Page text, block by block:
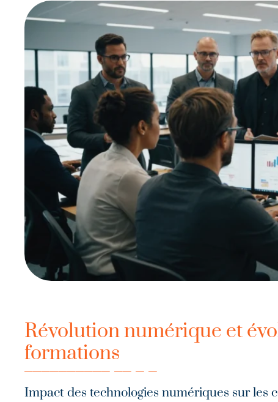
Révolution numérique et
formations
Impact des technologies numériques sur les